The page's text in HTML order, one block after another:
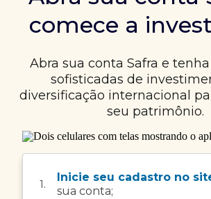
comece a
Abra sua conta Safra e
sofisticadas de
diversificação internacional
seu patrimônio.
1.
Inicie seu cadastro no
sua conta;